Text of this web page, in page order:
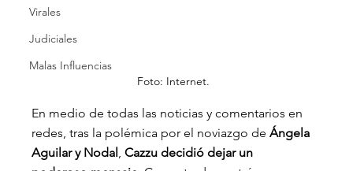
Virales
Judiciales
Malas Influencias
Foto: Internet.
En medio de todas las noticias y comentarios en
redes, tras la polémica por el noviazgo de Ángela
Aguilar y Nodal , Cazzu decidió dejar un